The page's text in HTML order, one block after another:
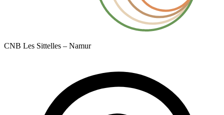
CNB Les Sittelles – Namur